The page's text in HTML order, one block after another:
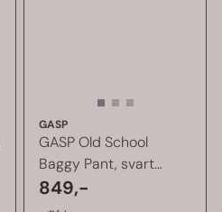
GASP
GASP Old School
Baggy Pant, svart
treningsbukse
849,-